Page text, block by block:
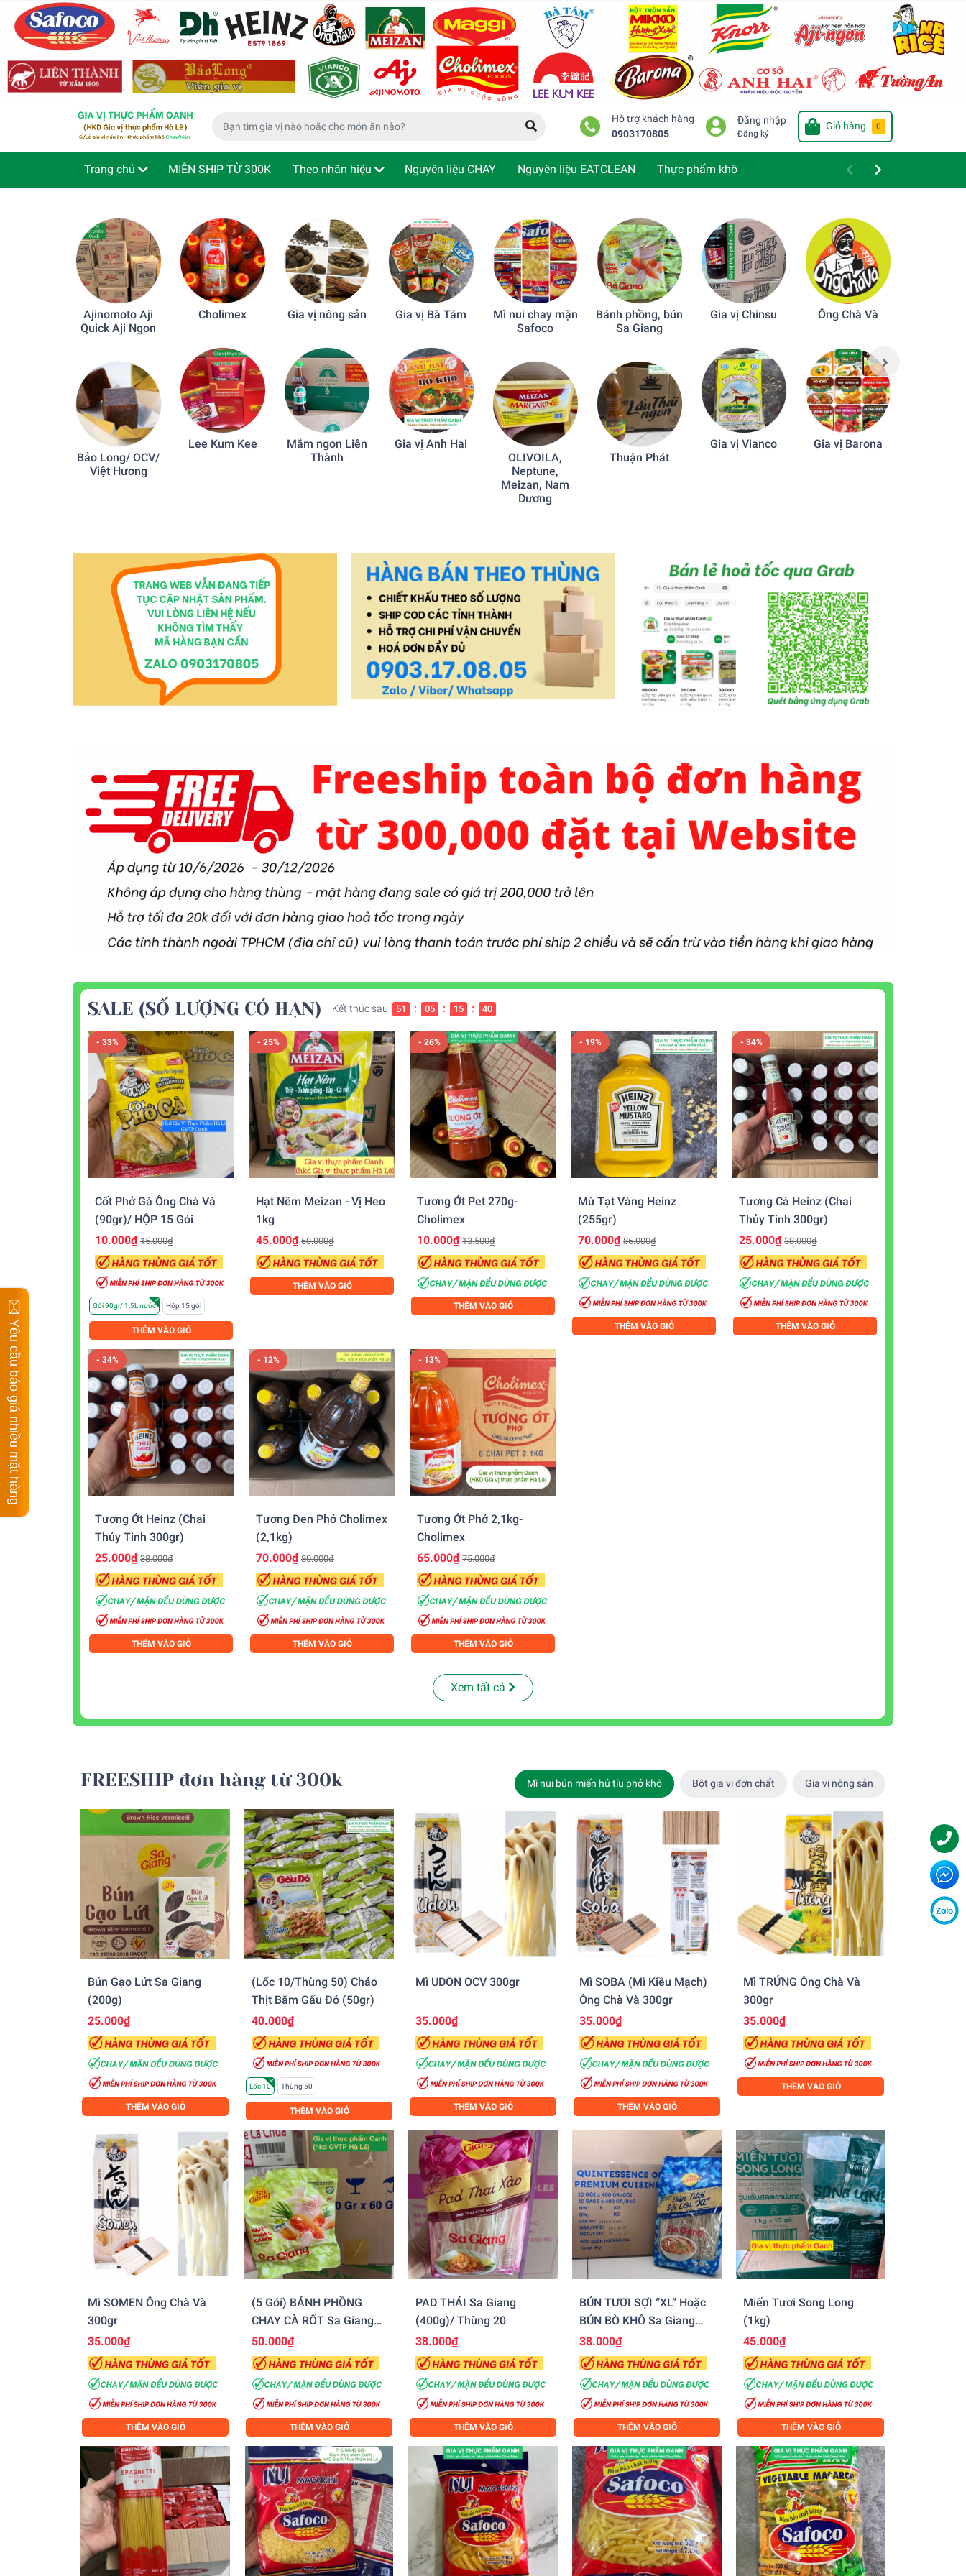
Hỗ trợ khách hàng
0903170805
Đăng nhập
Đăng ký
Giỏ hàng 0
Trang chủ MIỄN SHIP TỪ 300K Theo nhãn hiệu Nguyên liệu CHAY Nguyên liệu EATCLEAN Thực phẩm khô
Ajinomoto Aji
Quick Aji Ngon
Bảo Long/ OCV/
Việt Hương
Cholimex
Lee Kum Kee
Gia vị nông sản
Mắm ngon Liên
Thành
Gia vị Bà Tám
Gia vị Anh Hai
Mì nui chay mặn
Safoco
OLIVOILA,
Neptune,
Meizan, Nam
Dương
Bánh phồng, bún
Sa Giang
Thuận Phát
Gia vị Chinsu
Gia vị Vianco
Ông Chà Và
Gia vị Barona
SALE (SỐ LƯỢNG CÓ HẠN) Kết thúc sau 51 : 05 : 15 : 38
- 33%
Cốt Phở Gà Ông Chà Và
(90gr)/ HỘP 15 Gói
10.000₫ 15.000₫
Gói 90gr/ 1,5L nước Hộp 15 gói
THÊM VÀO GIỎ
- 25%
Hạt Nêm Meizan - Vị Heo
1kg
45.000₫ 60.000₫
THÊM VÀO GIỎ
- 26%
Tương Ớt Pet 270g-
Cholimex
10.000₫ 13.500₫
THÊM VÀO GIỎ
- 19%
Mù Tạt Vàng Heinz
(255gr)
70.000₫ 86.000₫
THÊM VÀO GIỎ
- 34%
Tương Cà Heinz (chai
Thủy Tinh 300gr)
25.000₫ 38.000₫
THÊM VÀO GIỎ
- 34%
Tương Ớt Heinz (chai
Thủy Tinh 300gr)
25.000₫ 38.000₫
THÊM VÀO GIỎ
- 12%
Tương Đen Phở Cholimex
(2,1kg)
70.000₫ 80.000₫
THÊM VÀO GIỎ
- 13%
Tương Ớt Phở 2,1kg-
Cholimex
65.000₫ 75.000₫
THÊM VÀO GIỎ
Xem tất cả
FREESHIP đơn hàng từ 300k Mì nui bún miến hủ tíu phở khô Bột gia vị đơn chất Gia vị nông sản
Bún Gạo Lứt Sa Giang
(200g)
25.000₫
THÊM VÀO GIỎ
(Lốc 10/Thùng 50) Cháo
Thịt Bằm Gấu Đỏ (50gr)
40.000₫
Lốc 10 Thùng 50
THÊM VÀO GIỎ
Mì UDON OCV 300gr
35.000₫
THÊM VÀO GIỎ
Mì SOBA (Mì Kiều Mạch)
Ông Chà Và 300gr
35.000₫
THÊM VÀO GIỎ
Mì TRỨNG Ông Chà Và
300gr
35.000₫
THÊM VÀO GIỎ
Mì SOMEN Ông Chà Và
300gr
35.000₫
THÊM VÀO GIỎ
(5 Gói) BÁNH PHỒNG
CHAY CÀ RỐT Sa Giang
(100g)
50.000₫
THÊM VÀO GIỎ
PAD THÁI Sa Giang
(400g)/ Thùng 20
38.000₫
THÊM VÀO GIỎ
BÚN TƯƠI SỢI “XL” Hoặc
BÚN BÒ KHÔ Sa Giang
(400g)/ Thùng 20
38.000₫
THÊM VÀO GIỎ
Miến Tươi Song Long
(1kg)
45.000₫
THÊM VÀO GIỎ
Yêu cầu báo giá nhiều mặt hàng